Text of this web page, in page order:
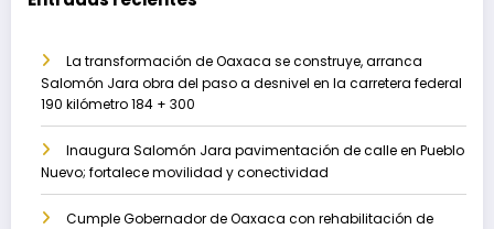
La transformación de Oaxaca se construye, arranca
Salomón Jara obra del paso a desnivel en la carretera federal
190 kilómetro 184 + 300
Inaugura Salomón Jara pavimentación de calle en Pueblo
Nuevo; fortalece movilidad y conectividad
Cumple Gobernador de Oaxaca con rehabilitación de